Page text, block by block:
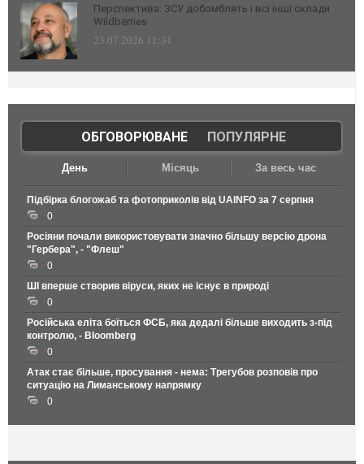
Перспектива: ЗСУ добомблять і всі інші склади
Wildberries
23.07.2026 11:31
ОБГОВОРЮВАНЕ| ПОПУЛЯРНЕ
День Місяць За весь час
Підбірка блогожаб та фотоприколів від UAINFO за 7 серпня
0
Росіяни почали використовувати значно більшу версію дрона
"Гербера", - "Флеш"
0
ШІ вперше створив віруси, яких не існує в природі
0
Російська еліта боїться ФСБ, яка дедалі більше виходить з-під
контролю, - Bloomberg
0
Атак стає більше, просування - нема: Трегубов розповів про
ситуацію на Лиманському напрямку
0